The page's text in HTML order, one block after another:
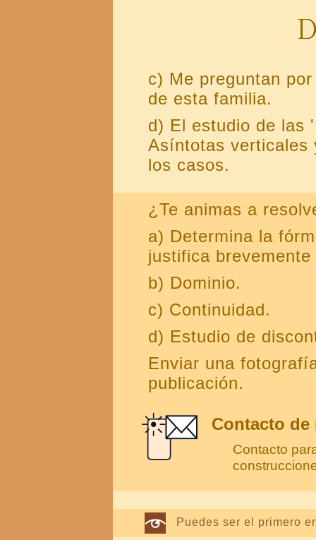
c) Me preguntan
de esta familia.
d) El estudio de las
Asíntotas verticales
los casos.
¿Te animas a
a) Determina la
justifica
b) Dominio.
c) Continuidad.
d) Estudio de
Enviar una
publicación.
Contacto de
Contacto
Puedes ser el primero